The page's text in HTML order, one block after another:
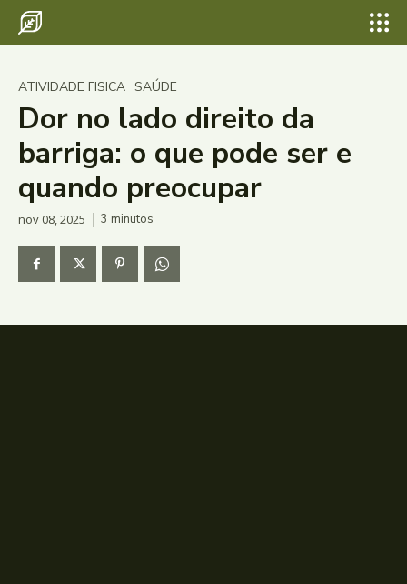
ATIVIDADE FISICA SAÚDE
Dor no lado direito da
barriga: o que pode ser e
quando preocupar
nov 08, 2025 3 minutos